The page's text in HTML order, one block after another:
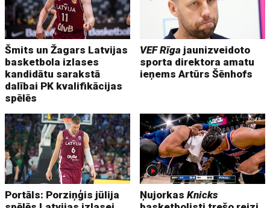
Šmits un Žagars Latvijas
basketbola izlases
kandidātu sarakstā
dalībai PK kvalifikācijas
spēlēs
VEF Rīga jaunizveidoto
sporta direktora amatu
ieņems Artūrs Šēnhofs
Portāls: Porziņģis jūlija
ŅujorkasKnicks